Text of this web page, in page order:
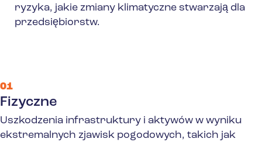
01
Fizyczne
Uszkodzenia infrastruktury i aktywów w wyniku
ekstremalnych zjawisk pogodowych, takich jak
ryzyka, jakie zmiany klimatyczne stwarzają dla
przedsiębiorstw.